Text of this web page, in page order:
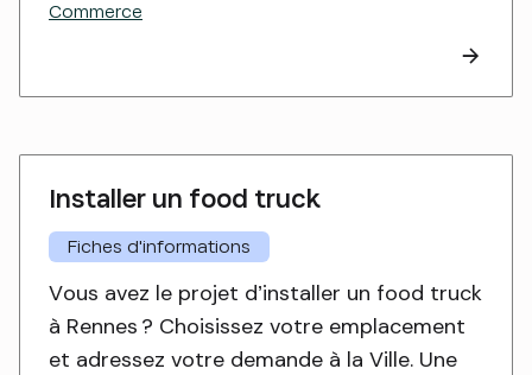
Commerce
Installer un food truck
Fiches d'informations
Vous avez le projet d’installer un food truck
à Rennes ? Choisissez votre emplacement
et adressez votre demande à la Ville. Une